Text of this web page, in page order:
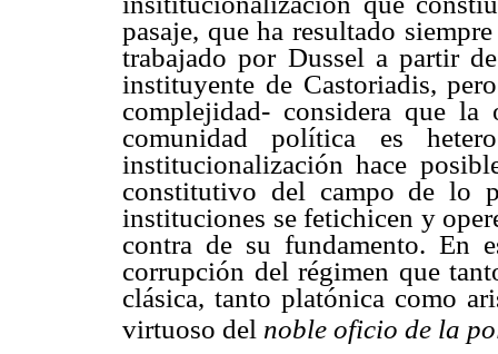
pasaje, que ha resultado
trabajado por Dussel a partir
instituyente de Castoriadis,
complejidad- considera que
comunidad política es
institucionalización hace
constitutivo del campo de lo
instituciones se fetichicen y
contra de su fundamento. En
corrupción del régimen que
clásica, tanto platónica como
virtuoso del noble oficio de la